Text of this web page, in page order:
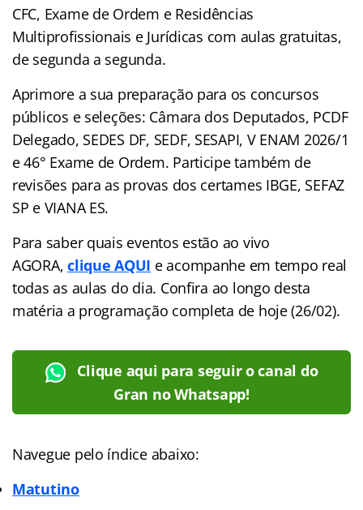
CFC, Exame de Ordem e Residências
Multiprofissionais e Jurídicas com aulas gratuitas,
de segunda a segunda.
Aprimore a sua preparação para os concursos
públicos e seleções: Câmara dos Deputados, PCDF
Delegado, SEDES DF, SEDF, SESAPI, V ENAM 2026/1
e 46° Exame de Ordem. Participe também de
revisões para as provas dos certames IBGE, SEFAZ
SP e VIANA ES.
Para saber quais eventos estão ao vivo
AGORA,clique AQUI e acompanhe em tempo real
todas as aulas do dia. Confira ao longo desta
matéria a programação completa de hoje (26/02).
Clique aqui para seguir o canal do
Gran no Whatsapp!
Navegue pelo índice abaixo:
Matutino